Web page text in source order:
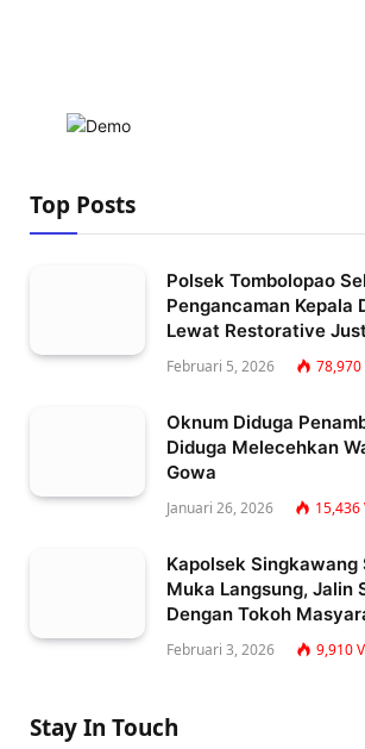
Top Posts
Polsek Tombolopao
Pengancaman Kepala
Lewat Restorative
Februari 5, 2026 78,970
Oknum Diduga
Diduga Melecehkan
Gowa
Januari 26, 2026 15,436
Kapolsek Singkawang
Muka Langsung, Jalin
Dengan Tokoh
Februari 3, 2026 9,910
Stay In Touch